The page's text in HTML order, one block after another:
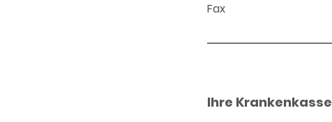
Fax
Ihre Krankenkasse